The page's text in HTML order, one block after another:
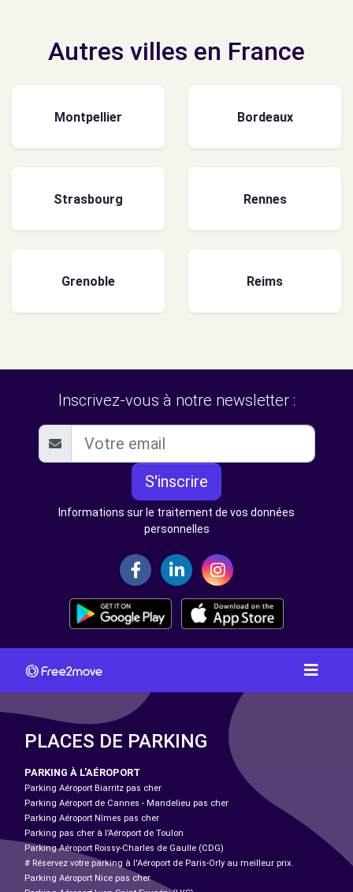
Autres villes en France
Montpellier Bordeaux
Strasbourg Rennes
Grenoble Reims
Inscrivez-vous à notre newsletter :
S'inscrire
Informations sur le traitement de vos données
personnelles
PLACES DE PARKING
PARKING À L'AÉROPORT
Parking Aéroport Biarritz pas cher
Parking Aéroport de Cannes - Mandelieu pas cher
Parking Aéroport Nîmes pas cher
Parking pas cher à l’Aéroport de Toulon
Parking Aéroport Roissy-Charles de Gaulle (CDG)
# Réservez votre parking à l'Aéroport de Paris-Orly au meilleur prix.
Parking Aéroport Nice pas cher